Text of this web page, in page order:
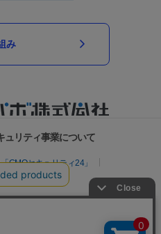
み
ュリティ事業について
GMOセキュリティ24」
診断